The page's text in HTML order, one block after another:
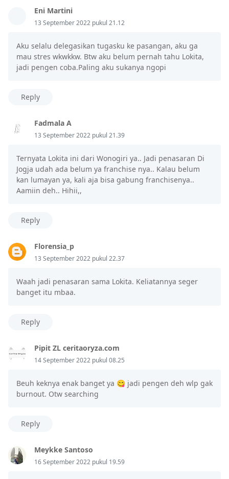
Eni Martini
13 September 2022 pukul 21.12
Aku selalu delegasikan tugasku ke pasangan, aku ga
mau stres wkwkkw. Btw aku belum pernah tahu Lokita,
jadi pengen coba.Paling aku sukanya ngopi
Reply
Fadmala A
13 September 2022 pukul 21.39
Ternyata Lokita ini dari Wonogiri ya.. Jadi penasaran Di
Jogja udah ada belum ya franchise nya.. Kalau belum
kan lumayan ya, kali aja bisa gabung franchisenya..
Aamiin deh.. Hihii,,
Reply
Florensia_p
13 September 2022 pukul 22.37
Waah jadi penasaran sama Lokita. Keliatannya seger
banget itu mbaa.
Reply
Pipit ZL ceritaoryza.com
14 September 2022 pukul 08.25
Beuh keknya enak banget ya 😋 jadi pengen deh wlp gak
burnout. Otw searching
Reply
Meykke Santoso
16 September 2022 pukul 19.59